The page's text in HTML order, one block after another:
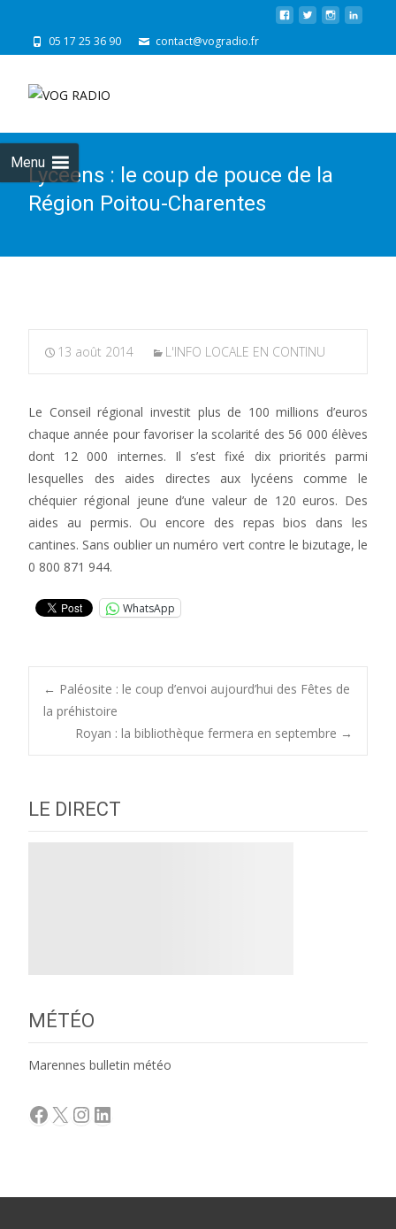
05 17 25 36 90 contact@vogradio.fr
Menu
Lycéens : le coup de pouce de la
Région Poitou-Charentes
13 août 2014 L'INFO LOCALE EN CONTINU
Le Conseil régional investit plus de 100 millions d’euros
chaque année pour favoriser la scolarité des 56 000 élèves
dont 12 000 internes. Il s’est fixé dix priorités parmi
lesquelles des aides directes aux lycéens comme le
chéquier régional jeune d’une valeur de 120 euros. Des
aides au permis. Ou encore des repas bios dans les
cantines. Sans oublier un numéro vert contre le bizutage, le
0 800 871 944.
WhatsApp
Post
navigation
← Paléosite : le coup d’envoi aujourd’hui des Fêtes de
la préhistoire
Royan : la bibliothèque fermera en septembre →
LE DIRECT
MÉTÉO
Marennes bulletin météo
Facebook
X Instagram
LinkedIn